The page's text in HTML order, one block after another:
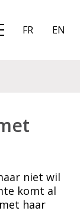
FR EN
niet wil
komt al
haar